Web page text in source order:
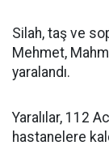
Silah, taş ve
Mehmet,
yaralandı.
Yaralılar, 112
hastanelere